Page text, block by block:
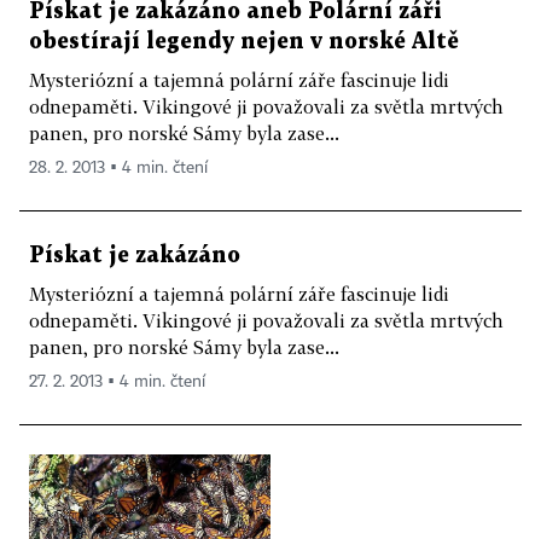
Pískat je zakázáno aneb Polární záři
obestírají legendy nejen v norské Altě
Mysteriózní a tajemná polární záře fascinuje lidi
odnepaměti. Vikingové ji považovali za světla mrtvých
panen, pro norské Sámy byla zase...
28. 2. 2013 ▪ 4 min. čtení
Pískat je zakázáno
Mysteriózní a tajemná polární záře fascinuje lidi
odnepaměti. Vikingové ji považovali za světla mrtvých
panen, pro norské Sámy byla zase...
27. 2. 2013 ▪ 4 min. čtení